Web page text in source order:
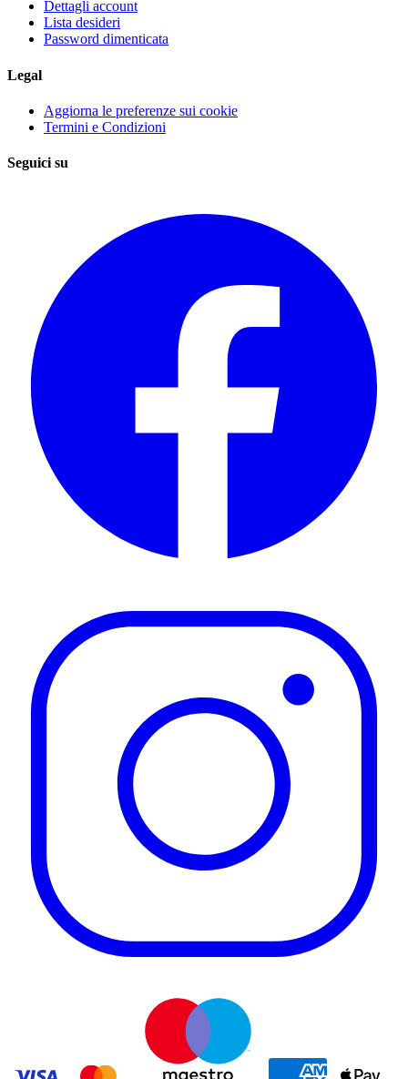
Dettagli account
Lista desideri
Password dimenticata
Legal
Aggiorna le preferenze sui cookie
Termini e Condizioni
Seguici su